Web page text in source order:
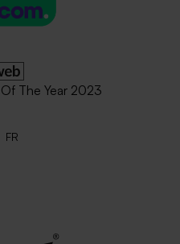
The Year 2023
FR